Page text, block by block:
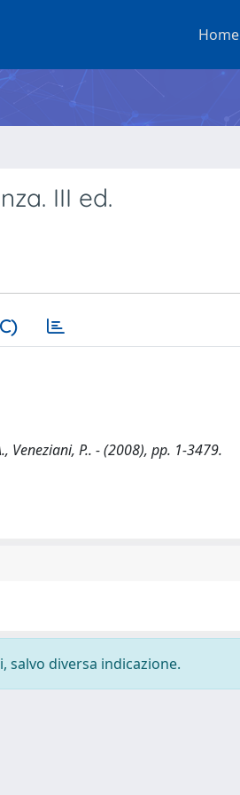
Home
III ed.
Veneziani, P.. - (2008), pp. 1-3479.
diversa indicazione.